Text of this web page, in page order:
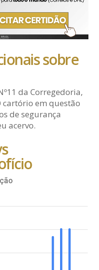
sobre
da Corregedoria,
cartório em questão
de segurança
acervo.